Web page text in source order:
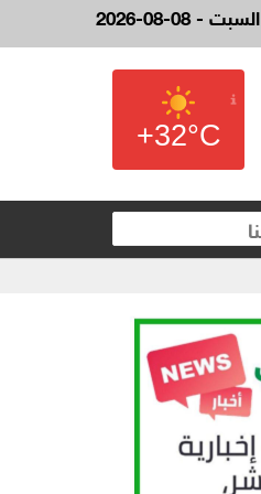
2026-08-08 - السبت
الحياصات ينفي
صحة انباء صدور
نتائج الثانوية العامة
غدا الخميس
+32°C